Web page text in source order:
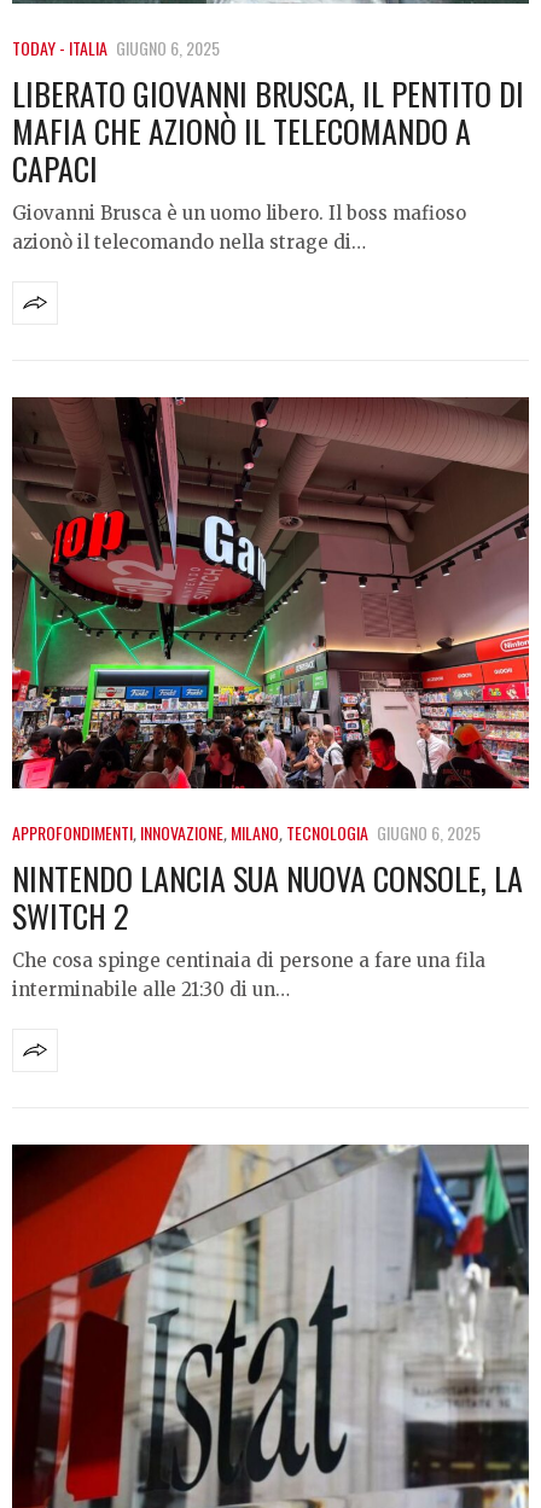
TODAY - ITALIA GIUGNO 6, 2025
LIBERATO GIOVANNI BRUSCA, IL PENTITO DI
MAFIA CHE AZIONÒ IL TELECOMANDO A
CAPACI
Giovanni Brusca è un uomo libero. Il boss mafioso
azionò il telecomando nella strage di…
APPROFONDIMENTI,INNOVAZIONE,MILANO,TECNOLOGIA GIUGNO 6, 2025
NINTENDO LANCIA SUA NUOVA CONSOLE, LA
SWITCH 2
Che cosa spinge centinaia di persone a fare una fila
interminabile alle 21:30 di un…